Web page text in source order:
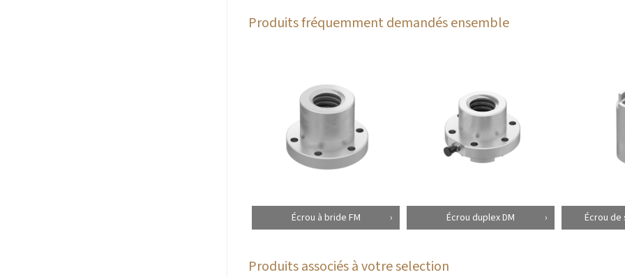
Produits fréquemment demandés ensemble
Écrou à bride FM Écrou duplex DM Écrou de
Produits associés à votre selection